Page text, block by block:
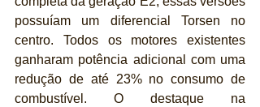
possuíam um diferencial Torsen no
centro. Todos os motores existentes
ganharam potência adicional com uma
redução de até 23% no consumo de
combustível. O destaque na